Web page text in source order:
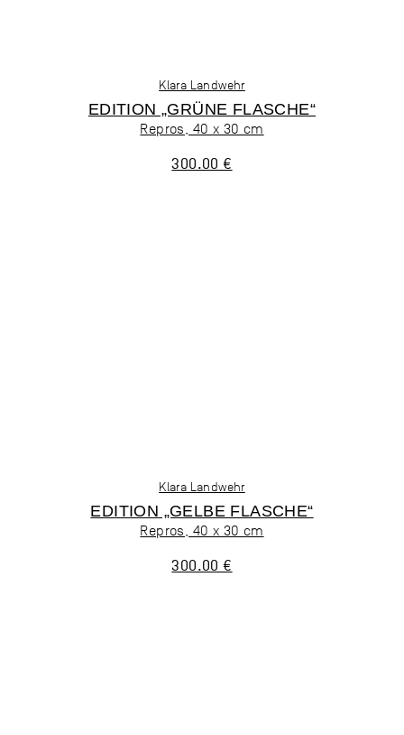
Klara Landwehr
EDITION „GRÜNE FLASCHE“
Repros, 40 x 30 cm
300.00 €
Klara Landwehr
EDITION „GELBE FLASCHE“
Repros, 40 x 30 cm
300.00 €